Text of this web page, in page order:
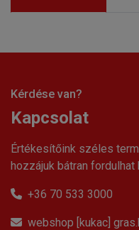
Kérdése van?
Kapcsolat
Értékesítőink széles
hozzájuk bátran
+36 70 533 3000
webshop [kukac]